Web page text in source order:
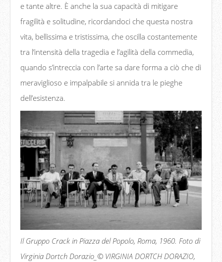
e tante altre. È anche la sua capacità di mitigare
fragilità e solitudine, ricordandoci che questa nostra
vita, bellissima e tristissima, che oscilla costantemente
tra l’intensità della tragedia e l’agilità della commedia,
quando s’intreccia con l’arte sa dare forma a ciò che di
meraviglioso e impalpabile si annida tra le pieghe
dell’esistenza.
Il Gruppo Crack in Piazza del Popolo, Roma, 1960. Foto di
Virginia Dortch Dorazio_© VIRGINIA DORTCH DORAZIO,